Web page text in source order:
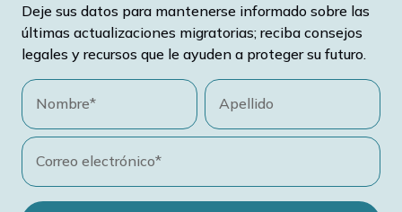
Deje sus datos para mantenerse informado sobre las
últimas actualizaciones migratorias; reciba consejos
legales y recursos que le ayuden a proteger su futuro.
Nombre* Apellido
Correo electrónico*